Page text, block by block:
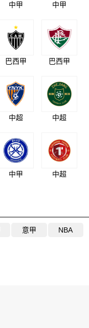
中甲 中甲
巴西甲 巴西甲
中超 中超
中甲 中超
意甲 NBA